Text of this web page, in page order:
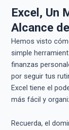
Excel, Un
Alcance
Hemos visto
simple
finanzas
por seguir tus
Excel tiene el
más fácil y
Recuerda, el